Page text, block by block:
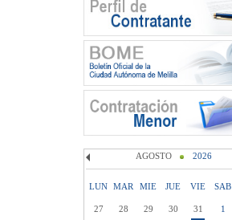
AGOSTO 2026
LUN MAR MIE JUE VIE SAB
27 28 29 30 31 1